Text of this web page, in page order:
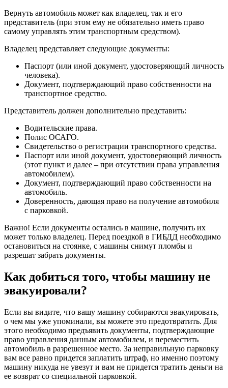
Вернуть автомобиль может как владелец, так и его
представитель (при этом ему не обязательно иметь право
самому управлять этим транспортным средством).
Владелец представляет следующие документы:
Паспорт (или иной документ, удостоверяющий личность
человека).
Документ, подтверждающий право собственности на
транспортное средство.
Представитель должен дополнительно представить:
Водительские права.
Полис ОСАГО.
Свидетельство о регистрации транспортного средства.
Паспорт или иной документ, удостоверяющий личность
(этот пункт и далее – при отсутствии права управления
автомобилем).
Документ, подтверждающий право собственности на
автомобиль.
Доверенность, дающая право на получение автомобиля
с парковкой.
Важно! Если документы остались в машине, получить их
может только владелец. Перед поездкой в ​​ГИБДД необходимо
остановиться на стоянке, с машины снимут пломбы и
разрешат забрать документы.
Как добиться того, чтобы машину не
эвакуировали?
Если вы видите, что вашу машину собираются эвакуировать,
о чем мы уже упоминали, вы можете это предотвратить. Для
этого необходимо предъявить документы, подтверждающие
право управления данным автомобилем, и переместить
автомобиль в разрешенное место. За неправильную парковку
вам все равно придется заплатить штраф, но именно поэтому
машину никуда не увезут и вам не придется тратить деньги на
ее возврат со специальной парковкой.